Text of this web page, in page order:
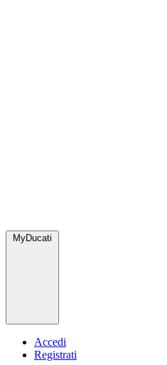
MyDucati
Accedi
Registrati